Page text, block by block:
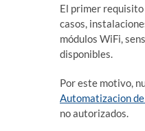
El primer requisito
casos,
módulos WiFi,
disponibles.
Por este motivo,
Automatizacion
no autorizados.